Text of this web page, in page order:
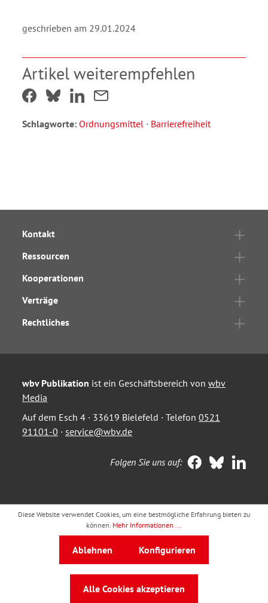
geschrieben am 29.01.2024
Artikel weiterempfehlen
Schlagworte: Ordnungsmittel · Barrierefreiheit
Kontakt
Ressourcen
Kooperationen
Verträge
Rechtliches
wbv Publikation ist ein Geschäftsbereich von wbv
Media
Auf dem Esch 4 · 33619 Bielefeld · Telefon 0521
91101-0 · service@wbv.de
Folgen Sie uns auf:
Diese Website verwendet Cookies, um eine bestmögliche Erfahrung bieten zu
können. Mehr Informationen ...
Ablehnen Konfigurieren
Alle Cookies akzeptieren